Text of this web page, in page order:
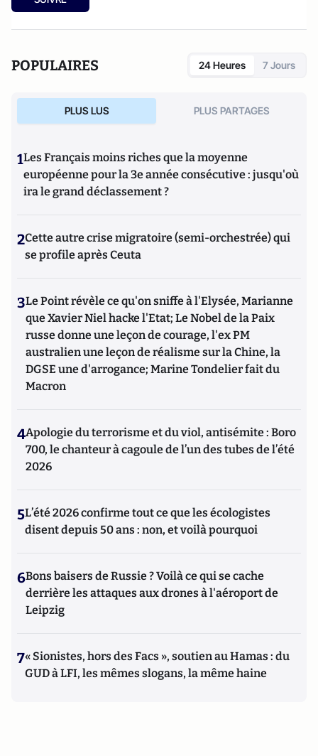
POPULAIRES 24 Heures 7 Jours
PLUS LUS PLUS PARTAGES
1Les Français moins riches que la moyenne
européenne pour la 3e année consécutive : jusqu'où
ira le grand déclassement ?
2Cette autre crise migratoire (semi-orchestrée) qui
se profile après Ceuta
3Le Point révèle ce qu'on sniffe à l'Elysée, Marianne
que Xavier Niel hacke l'Etat; Le Nobel de la Paix
russe donne une leçon de courage, l'ex PM
australien une leçon de réalisme sur la Chine, la
DGSE une d'arrogance; Marine Tondelier fait du
Macron
4Apologie du terrorisme et du viol, antisémite : Boro
700, le chanteur à cagoule de l’un des tubes de l’été
2026
5L’été 2026 confirme tout ce que les écologistes
disent depuis 50 ans : non, et voilà pourquoi
6Bons baisers de Russie ? Voilà ce qui se cache
derrière les attaques aux drones à l'aéroport de
Leipzig
7« Sionistes, hors des Facs », soutien au Hamas : du
GUD à LFI, les mêmes slogans, la même haine